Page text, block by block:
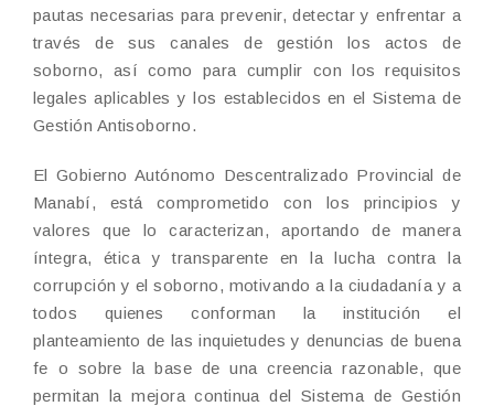
pautas necesarias para prevenir, detectar y enfrentar a
través de sus canales de gestión los actos de
soborno, así como para cumplir con los requisitos
legales aplicables y los establecidos en el Sistema de
Gestión Antisoborno.
El Gobierno Autónomo Descentralizado Provincial de
Manabí, está comprometido con los principios y
valores que lo caracterizan, aportando de manera
íntegra, ética y transparente en la lucha contra la
corrupción y el soborno, motivando a la ciudadanía y a
todos quienes conforman la institución el
planteamiento de las inquietudes y denuncias de buena
fe o sobre la base de una creencia razonable, que
permitan la mejora continua del Sistema de Gestión